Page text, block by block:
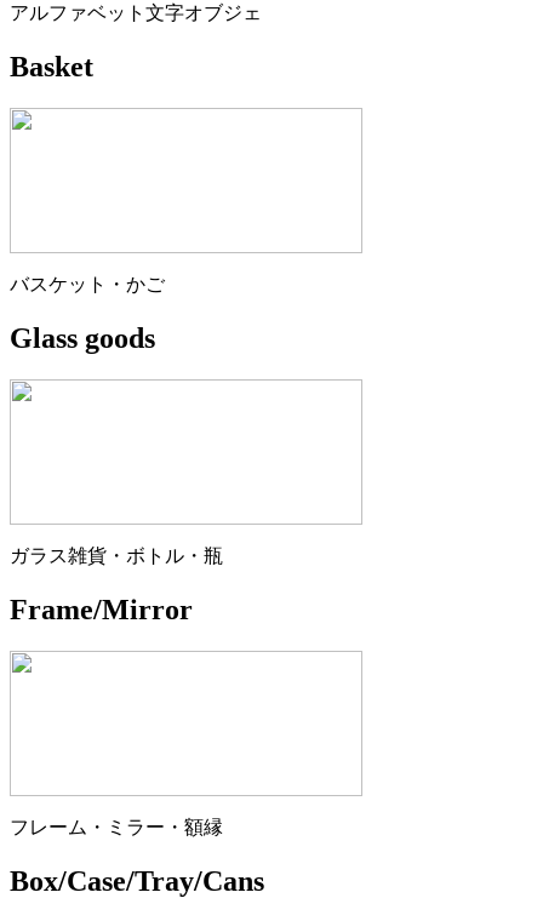
アルファベット文字オブジェ
Basket
バスケット・かご
Glass goods
ガラス雑貨・ボトル・瓶
Frame/Mirror
フレーム・ミラー・額縁
Box/Case/Tray/Cans